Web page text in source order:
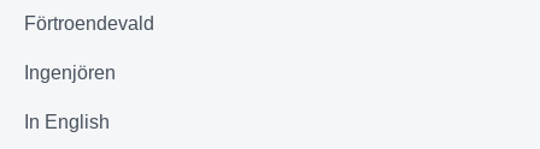
Förtroendevald
Ingenjören
In English